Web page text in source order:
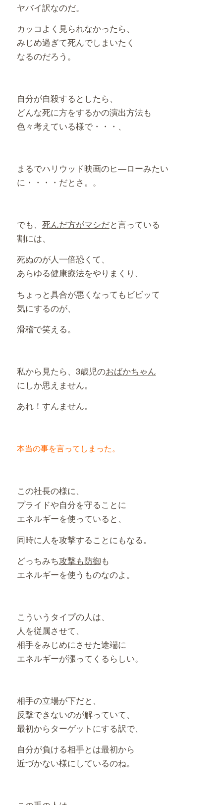
ヤバイ訳なのだ。
カッコよく見られなかったら、
みじめ過ぎて死んでしまいたく
なるのだろう。
自分が自殺するとしたら、
どんな死に方をするかの演出方法も
色々考えている様で・・・、
まるでハリウッド映画のヒ―ローみたい
に・・・・だとさ。。
でも、 死んだ方がマシだと言っている
割には、
死ぬのが人一倍恐くて、
あらゆる健康療法をやりまくり、
ちょっと具合が悪くなってもビビッて
気にするのが、
滑稽で笑える。
私から見たら、3歳児のおばかちゃん
にしか思えません。
あれ！すんません。
本当の事を言ってしまった。
この社長の様に、
プライドや自分を守ることに
エネルギーを使っていると、
同時に人を攻撃することにもなる。
どっちみち攻撃も防御も
エネルギーを使うものなのよ。
こういうタイプの人は、
人を従属させて、
相手をみじめにさせた途端に
エネルギーが漲ってくるらしい。
相手の立場が下だと、
反撃できないのが解っていて、
最初からターゲットにする訳で、
自分が負ける相手とは最初から
近づかない様にしているのね。